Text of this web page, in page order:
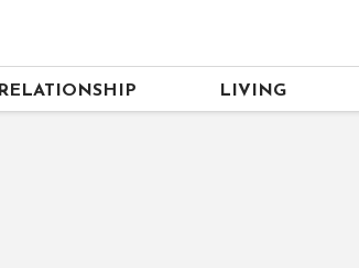
RELATIONSHIP LIVING